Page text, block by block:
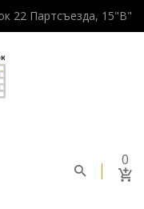
22 Партсъезда, 15"В"
0